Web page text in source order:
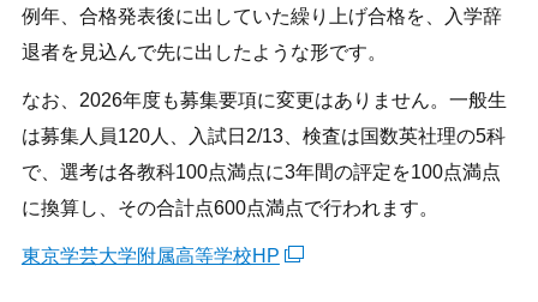
例年、合格発表後に出していた繰り上げ合格を、入学辞
退者を見込んで先に出したような形です。
なお、2026年度も募集要項に変更はありません。一般生
は募集人員120人、入試日2/13、検査は国数英社理の5科
で、選考は各教科100点満点に3年間の評定を100点満点
に換算し、その合計点600点満点で行われます。
東京学芸大学附属高等学校HP